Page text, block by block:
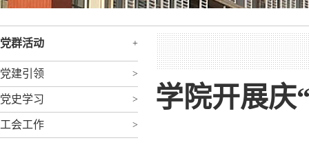
+
党群活动
>
党建引领
>
党史学习
>
工会工作
学院开展庆